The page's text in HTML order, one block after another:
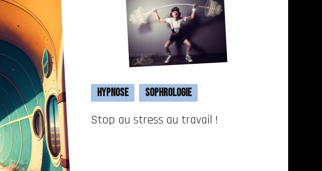
Hypnose Sophrologie
Stop au stress au travail !